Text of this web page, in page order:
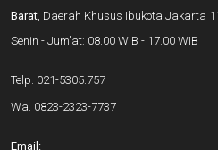
Barat, Daerah Khusus Ibukota Jakarta
Senin - Jum'at: 08.00 WIB - 17.00 WIB
Telp. 021-5305.757
Wa. 0823-2323-7737
Email: